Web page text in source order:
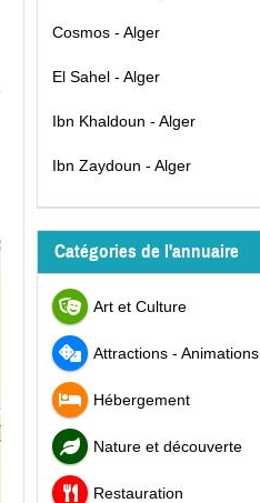
Cosmos - Alger
El Sahel - Alger
Ibn Khaldoun - Alger
Ibn Zaydoun - Alger
Catégories de l'annuaire
Art et Culture
Attractions - Animations
Hébergement
Nature et découverte
Restauration